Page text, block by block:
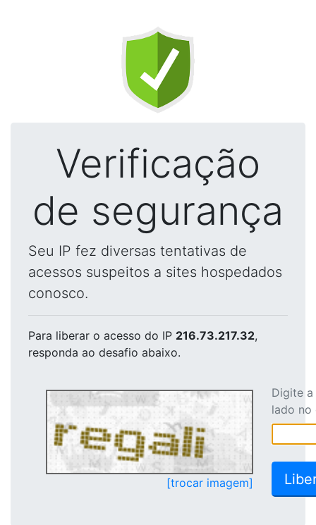
Verificação
de segurança
Seu IP fez diversas tentativas de
acessos suspeitos a sites hospedados
conosco.
Para liberar o acesso do IP 216.73.217.32,
responda ao desafio abaixo.
[trocar imagem]
Digite
lado no